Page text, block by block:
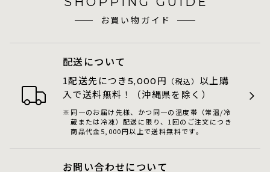
お買い物ガイド
配送について
1配送先につき 5,000 円 （税込） 以上購
入で送料無料！（沖縄県を除く）
同一のお届け先様、かつ同一の温度帯（常温/冷
蔵または冷凍）配送に限り、1回のご注文につき
商品代金5,000円以上で送料無料です。
お問い合わせについて